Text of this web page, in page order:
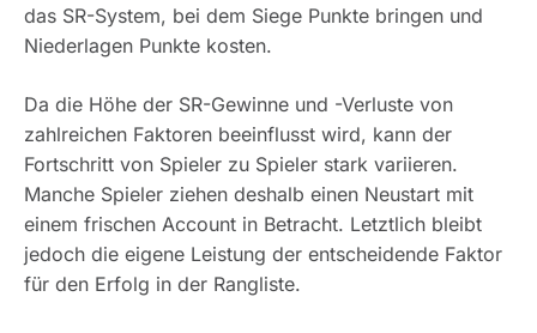
das SR-System, bei dem Siege Punkte bringen und
Niederlagen Punkte kosten.
Da die Höhe der SR-Gewinne und -Verluste von
zahlreichen Faktoren beeinflusst wird, kann der
Fortschritt von Spieler zu Spieler stark variieren.
Manche Spieler ziehen deshalb einen Neustart mit
einem frischen Account in Betracht. Letztlich bleibt
jedoch die eigene Leistung der entscheidende Faktor
für den Erfolg in der Rangliste.